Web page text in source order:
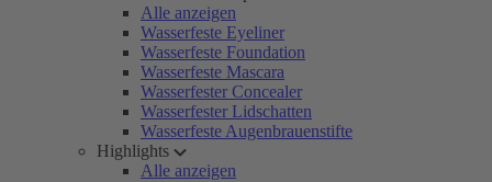
Alle anzeigen
Wasserfeste Eyeliner
Wasserfeste Foundation
Wasserfeste Mascara
Wasserfester Concealer
Wasserfester Lidschatten
Wasserfeste Augenbrauenstifte
Highlights
Alle anzeigen